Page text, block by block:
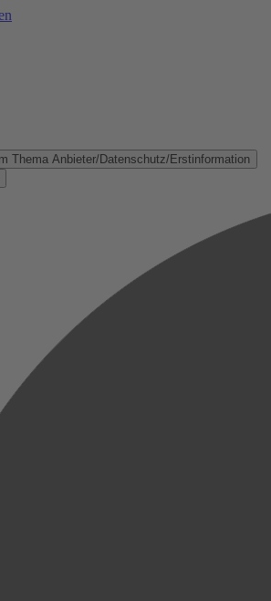
Thema Anbieter/Datenschutz/Erstinformation